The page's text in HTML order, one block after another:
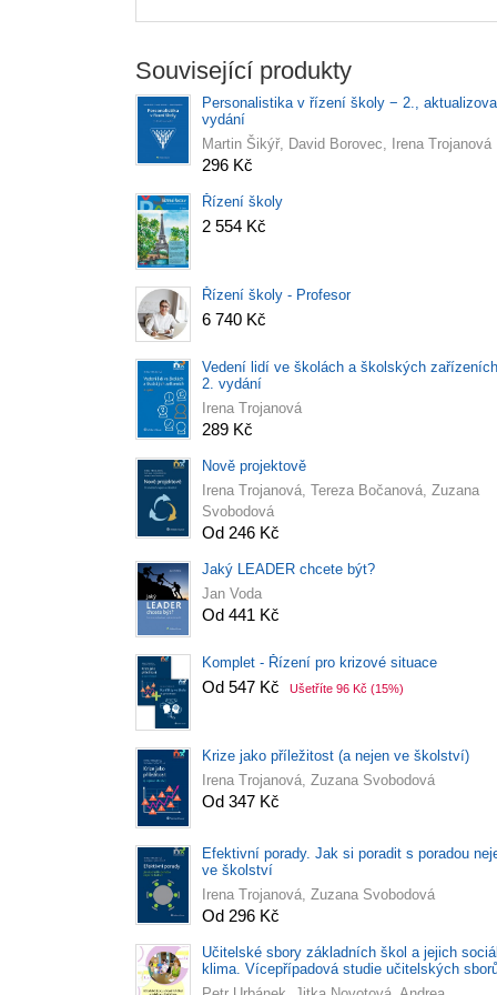
Související produkty
Personalistika v řízení školy − 2.,
vydání
Martin Šikýř, David Borovec, Irena Trojanová
296 Kč
Řízení školy
2 554 Kč
Řízení školy - Profesor
6 740 Kč
Vedení lidí ve školách a školských
2. vydání
Irena Trojanová
289 Kč
Nově projektově
Irena Trojanová, Tereza Bočanová, Zuzana
Svobodová
Od 246 Kč
Jaký LEADER chcete být?
Jan Voda
Od 441 Kč
Komplet - Řízení pro krizové situace
Od 547 Kč Ušetříte 96 Kč (15%)
Krize jako příležitost (a nejen ve školství)
Irena Trojanová, Zuzana Svobodová
Od 347 Kč
Efektivní porady. Jak si poradit s poradou
ve školství
Irena Trojanová, Zuzana Svobodová
Od 296 Kč
Učitelské sbory základních škol a jejich
klima. Vícepřípadová studie učitelských